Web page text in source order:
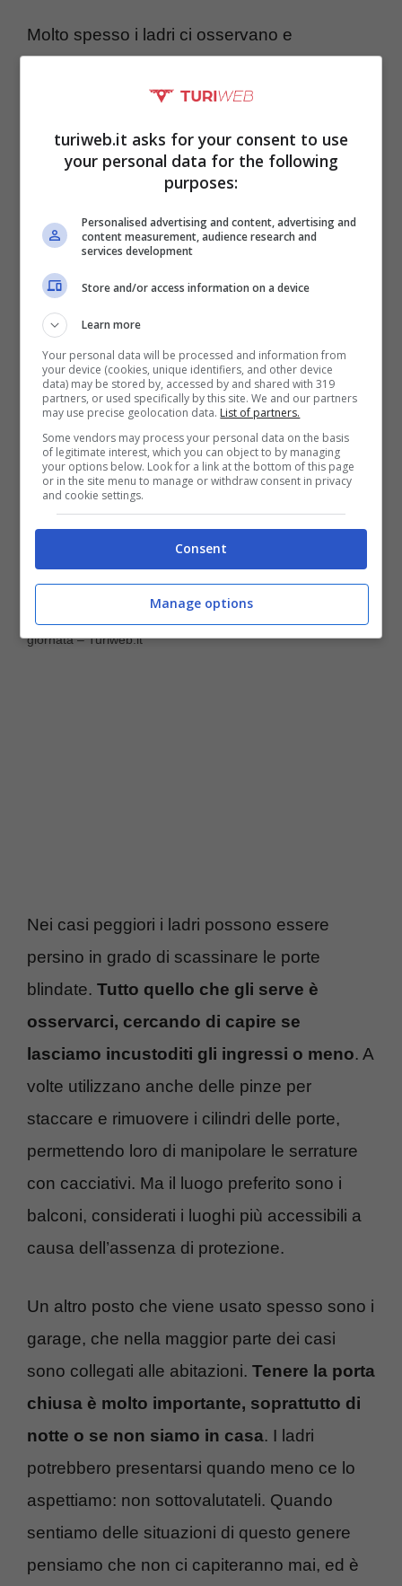
Molto spesso i ladri ci osservano e
Infatti l’accesso primario viene
supervisionato spesso e volentieri, nella
“speranza” che non sia stato chiuso a
. Anche una ipotetica porta sul retro
potrebbe essere utilizzata per accedere
all’interno della casa. Persino le finestre delle
altre stanze o sui lati della casa sono dei
buoni accessi. Non è necessario scassinarle
se sono aperte e non chiuse.
I ladri potrebbero entrare in casa tua in ogni momento della
giornata – Turiweb.it
Nei casi peggiori i ladri possono essere
persino in grado di scassinare le porte
blindate. Tutto quello che gli serve è
osservarci, cercando di capire se
lasciamo incustoditi gli ingressi o meno. A
volte utilizzano anche delle pinze per
staccare e rimuovere i cilindri delle porte,
permettendo loro di manipolare le serrature
con cacciativi. Ma il luogo preferito sono i
balconi, considerati i luoghi più accessibili a
causa dell’assenza di protezione.
Un altro posto che viene usato spesso sono i
garage, che nella maggior parte dei casi
sono collegati alle abitazioni. Tenere la porta
chiusa è molto importante, soprattutto di
notte o se non siamo in casa. I ladri
potrebbero presentarsi quando meno ce lo
aspettiamo: non sottovalutateli. Quando
sentiamo delle situazioni di questo genere
pensiamo che non ci capiteranno mai, ed è
turiweb.it asks for your consent to use
your personal data for the following
purposes:
Personalised advertising and content, advertising and
content measurement, audience research and
services development
Store and/or access information on a device
Learn more
Your personal data will be processed and information from
your device (cookies, unique identifiers, and other device
data) may be stored by, accessed by and shared with 319
partners, or used specifically by this site. We and our partners
may use precise geolocation data. List of partners.
Some vendors may process your personal data on the basis
of legitimate interest, which you can object to by managing
your options below. Look for a link at the bottom of this page
or in the site menu to manage or withdraw consent in privacy
and cookie settings.
Consent
Manage options